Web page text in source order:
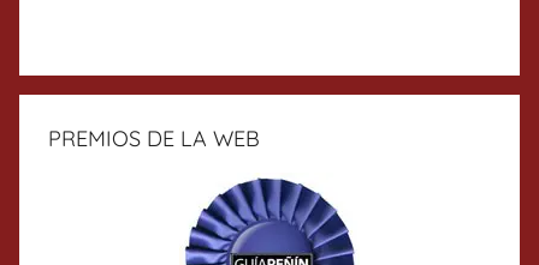
PREMIOS DE LA WEB